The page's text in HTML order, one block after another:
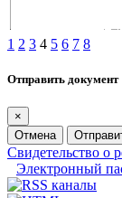
1 2 3 4 5 6 7 8
Отправить документ
×
Отмена
Свидетельство
Электронный